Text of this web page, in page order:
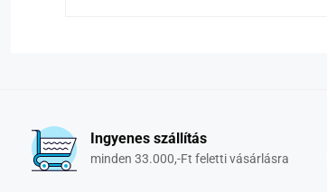
Ingyenes szállítás
minden 33.000,-Ft feletti vásárlásra